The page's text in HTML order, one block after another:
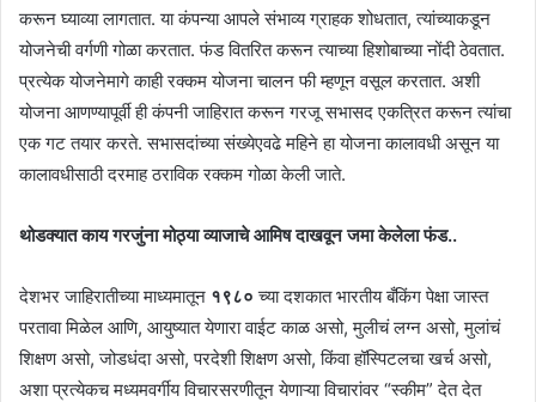
करून घ्याव्या लागतात. या कंपन्या आपले संभाव्य ग्राहक शोधतात, त्यांच्याकडून
योजनेची वर्गणी गोळा करतात. फंड वितरित करून त्याच्या हिशोबाच्या नोंदी ठेवतात.
प्रत्येक योजनेमागे काही रक्कम योजना चालन फी म्हणून वसूल करतात. अशी
योजना आणण्यापूर्वी ही कंपनी जाहिरात करून गरजू सभासद एकत्रित करून त्यांचा
एक गट तयार करते. सभासदांच्या संख्येएवढे महिने हा योजना कालावधी असून या
कालावधीसाठी दरमाह ठराविक रक्कम गोळा केली जाते.
थोडक्यात काय गरजुंना मोठ्या व्याजाचे आमिष दाखवून जमा केलेला फंड..
देशभर जाहिरातीच्या माध्यमातून १९८० च्या दशकात भारतीय बँकिंग पेक्षा जास्त
परतावा मिळेल आणि, आयुष्यात येणारा वाईट काळ असो, मुलीचं लग्न असो, मुलांचं
शिक्षण असो, जोडधंदा असो, परदेशी शिक्षण असो, किंवा हॉस्पिटलचा खर्च असो,
अशा प्रत्येकच मध्यमवर्गीय विचारसरणीतून येणाऱ्या विचारांवर “स्कीम” देत देत